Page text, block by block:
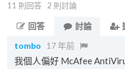
11 則回答 2 則討論
回答
討論
tombo
17 年前
我個人偏好 McAfee